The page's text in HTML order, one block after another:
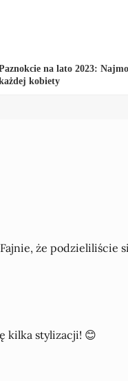
na lato 2023:
kobiety
że podzieliliście
kilka stylizacji! 😊